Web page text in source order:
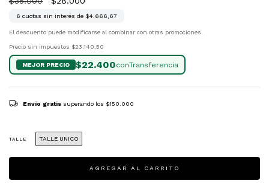
6 cuotas sin interés de $4.666,67
El descuento puede modificarse al combinar con otras promociones.
Precio sin impuestos $23.140,50
$22.400con
Envío gratis superando los $150.000
TALLE TALLE UNICO